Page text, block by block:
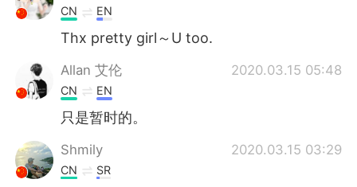
CN EN
Thx pretty girl～U too.
Allan 艾伦 2020.03.15 05:48
CN EN
只是暂时的。
Shmily 2020.03.15 03:29
CN SR